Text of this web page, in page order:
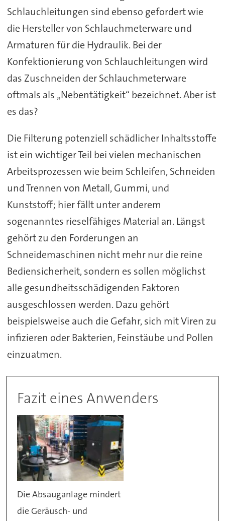
Schlauchleitungen sind ebenso gefordert wie
die Hersteller von Schlauchmeterware und
Armaturen für die Hydraulik. Bei der
Konfektionierung von Schlauchleitungen wird
das Zuschneiden der Schlauchmeterware
oftmals als „Nebentätigkeit“ bezeichnet. Aber ist
es das?
Die Filterung potenziell schädlicher Inhaltsstoffe
ist ein wichtiger Teil bei vielen mechanischen
Arbeitsprozessen wie beim Schleifen, Schneiden
und Trennen von Metall, Gummi, und
Kunststoff; hier fällt unter anderem
sogenanntes rieselfähiges Material an. Längst
gehört zu den Forderungen an
Schneidemaschinen nicht mehr nur die reine
Bediensicherheit, sondern es sollen möglichst
alle gesundheitsschädigenden Faktoren
ausgeschlossen werden. Dazu gehört
beispielsweise auch die Gefahr, sich mit Viren zu
infizieren oder Bakterien, Feinstäube und Pollen
einzuatmen.
Fazit eines Anwenders
Die Absauganlage mindert
die Geräusch- und